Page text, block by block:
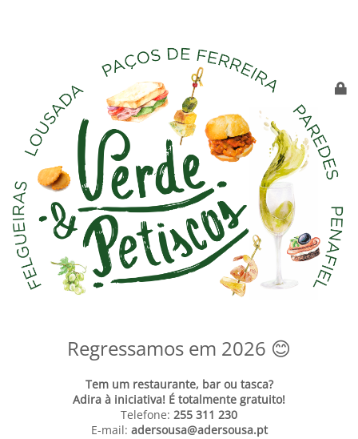
Regressamos em 2026 😊
Tem um restaurante, bar ou tasca?
Adira à iniciativa! É totalmente gratuito!
Telefone: 255 311 230
E-mail: adersousa@adersousa.pt